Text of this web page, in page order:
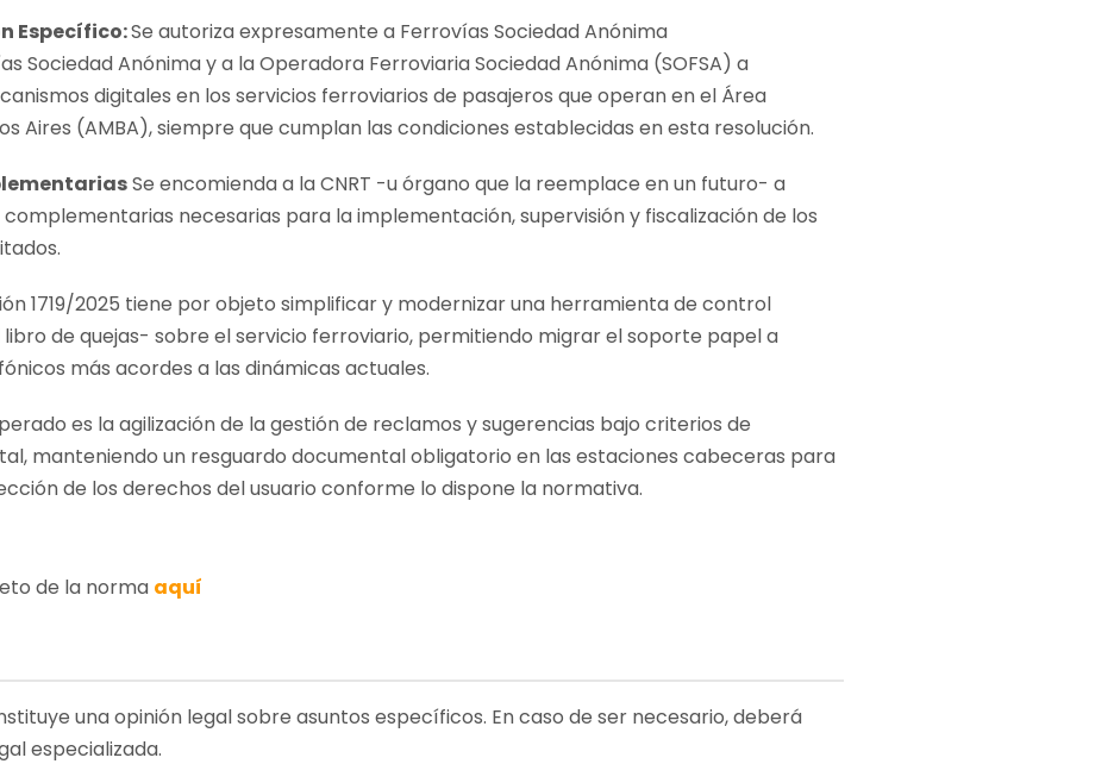
Específico:Se autoriza expresamente a Ferrovías Sociedad Anónima
Sociedad Anónima y a la Operadora Ferroviaria Sociedad Anónima (SOFSA) a
digitales en los servicios ferroviarios de pasajeros que operan en el Área
Aires (AMBA), siempre que cumplan las condiciones establecidas en esta resolución.
Se encomienda a la CNRT -u órgano que la reemplace en un futuro- a
necesarias para la implementación, supervisión y fiscalización de los
1719/2025 tiene por objeto simplificar y modernizar una herramienta de control
de quejas- sobre el servicio ferroviario, permitiendo migrar el soporte papel a
más acordes a las dinámicas actuales.
es la agilización de la gestión de reclamos y sugerencias bajo criterios de
manteniendo un resguardo documental obligatorio en las estaciones cabeceras para
de los derechos del usuario conforme lo dispone la normativa.
de la norma aquí
una opinión legal sobre asuntos específicos. En caso de ser necesario, deberá
especializada.